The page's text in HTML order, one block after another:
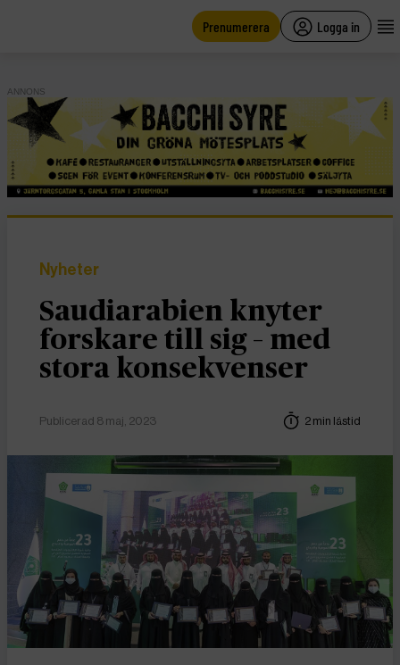
Prenumerera Logga in
ANNONS
Nyheter
Saudiarabien knyter
forskare till sig – med
stora konsekvenser
Publicerad 8 maj, 2023 2 min lästid